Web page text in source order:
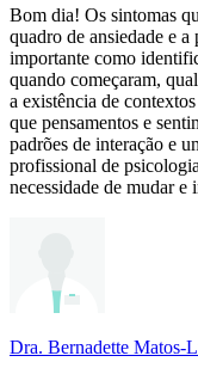
Bom dia! Os sintomas
quadro de ansiedade e
importante como
quando começaram,
a existência de
que pensamentos e
padrões de interação e
profissional de
necessidade de mudar e
Dra. Bernadette Matos-